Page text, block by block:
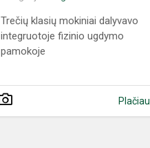
Trečių klasių mokiniai dalyvavo
integruotoje fizinio ugdymo
pamokoje
Plačiau